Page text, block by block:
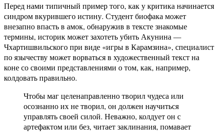
Перед нами типичный пример того, как у критика начинается
синдром вкурившего истину. Студент биофака может
внезапно впасть в амок, обнаружив в тексте знакомые
термины, историк может захотеть убить Акунина —
Чхартишвильского при виде «игры в Карамзина», специалист
по язычеству может ворваться в художественный текст на
коне со своими представлениями о том, как, например,
колдовать правильно.
Чтобы маг целенаправленно творил чудеса или
осознанно их не творил, он должен научиться
управлять своей силой. Неважно, колдует он с
артефактом или без, читает заклинания, помавает